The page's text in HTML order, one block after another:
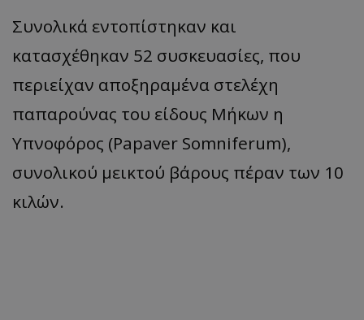
Συνολικά εντοπίστηκαν και
κατασχέθηκαν 52 συσκευασίες, που
περιείχαν αποξηραμένα στελέχη
παπαρούνας του είδους Μήκων η
Υπνοφόρος (Papaver Somniferum),
συνολικού μεικτού βάρους πέραν των 10
κιλών.